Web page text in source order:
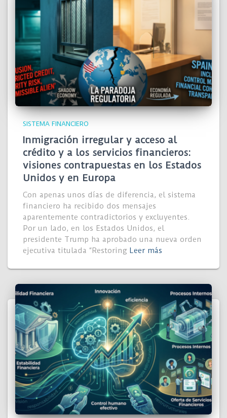
SISTEMA FINANCIERO
Inmigración irregular y acceso al
crédito y a los servicios financieros:
visiones contrapuestas en los Estados
Unidos y en Europa
Con apenas unos días de diferencia, el sistema
financiero ha recibido dos mensajes
aparentemente contradictorios y excluyentes.
Por un lado, en los Estados Unidos, el
presidente Trump ha aprobado una nueva orden
ejecutiva titulada “Restoring Leer más